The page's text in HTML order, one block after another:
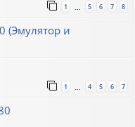
1 5 6 7 8
(Эмулятор и
1 … 4 5 6 7